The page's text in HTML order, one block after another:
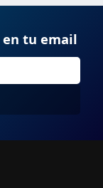
en tu email